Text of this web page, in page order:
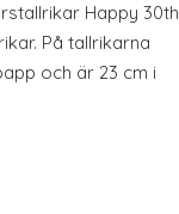
Happy 30th
På tallrikarna
och är 23 cm i